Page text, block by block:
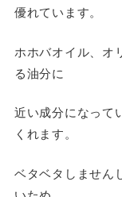
優れています。
ホホバオイル、オ
る油分に
近い成分になって
くれます。
ベタベタしません